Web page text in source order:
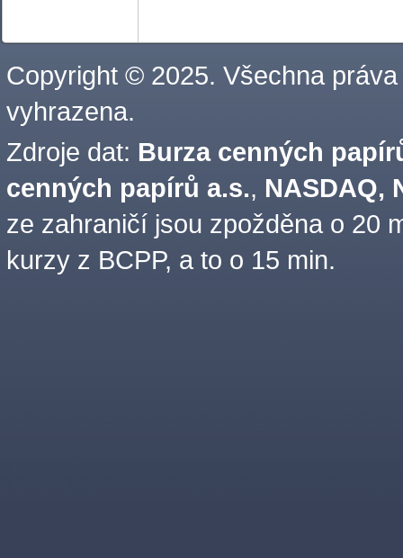
Copyright © 2025. Všechna práva
vyhrazena.
Zdroje dat: Burza cenných
cenných papírů a.s., NASDAQ,
ze zahraničí jsou zpožděna o 20
kurzy z BCPP, a to o 15 min.